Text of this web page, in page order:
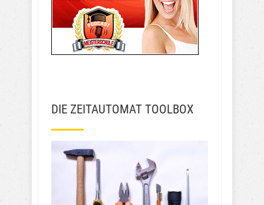
DIE ZEITAUTOMAT TOOLBOX